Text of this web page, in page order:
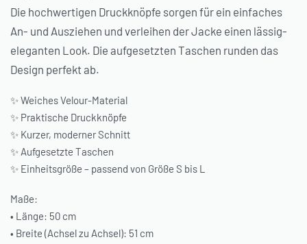
Die hochwertigen Druckknöpfe sorgen für ein einfaches
An- und Ausziehen und verleihen der Jacke einen lässig-
eleganten Look. Die aufgesetzten Taschen runden das
Design perfekt ab.
✨ Weiches Velour-Material
✨ Praktische Druckknöpfe
✨ Kurzer, moderner Schnitt
✨ Aufgesetzte Taschen
✨ Einheitsgröße – passend von Größe S bis L
Maße:
• Länge: 50 cm
• Breite (Achsel zu Achsel): 51 cm